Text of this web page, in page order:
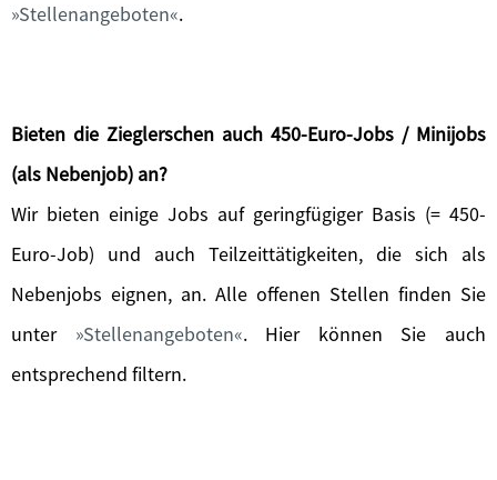
Stellenangeboten .
Bieten die Zieglerschen auch 450-Euro-Jobs / Minijobs
(als Nebenjob) an?
Wir bieten einige Jobs auf geringfügiger Basis (= 450-
Euro-Job) und auch Teilzeittätigkeiten, die sich als
Nebenjobs eignen, an. Alle offenen Stellen finden Sie
unter
Stellenangeboten . Hier können Sie auch
entsprechend filtern.